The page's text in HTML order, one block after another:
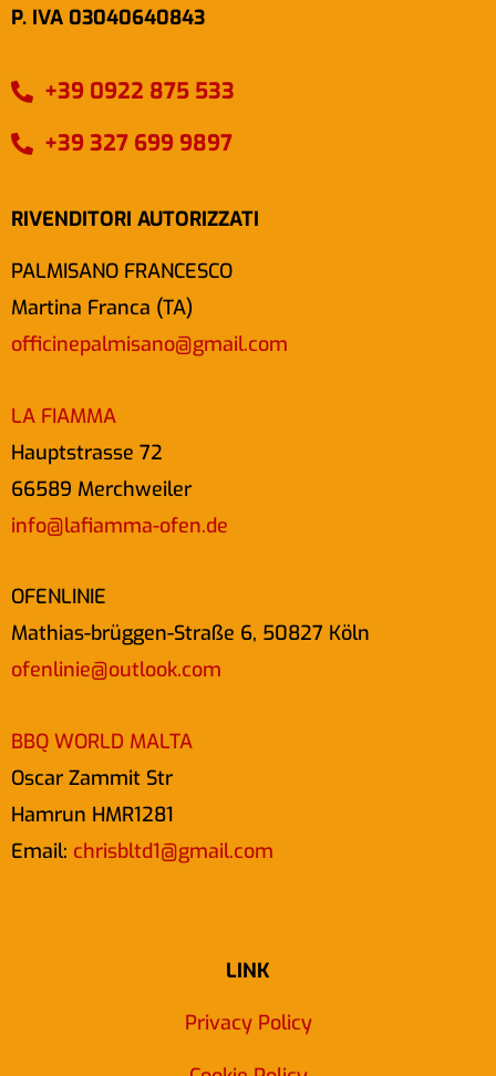
P. IVA 03040640843
+39 0922 875 533
+39 327 699 9897
RIVENDITORI AUTORIZZATI
PALMISANO FRANCESCO
Martina Franca (TA)
officinepalmisano@gmail.com
LA FIAMMA
Hauptstrasse 72
66589 Merchweiler
info@lafiamma-ofen.de
OFENLINIE
Mathias-brüggen-Straße 6, 50827 Köln
ofenlinie@outlook.com
BBQ WORLD MALTA
Oscar Zammit Str
Hamrun HMR1281
Email: chrisbltd1@gmail.com
LINK
Privacy Policy